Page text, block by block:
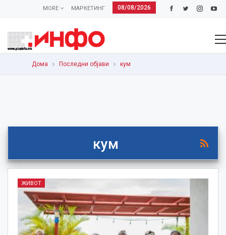
08/08/2026
МАРКЕТИНГ
MORE
Дома Последни објави кум
кум
ЖИВОТ